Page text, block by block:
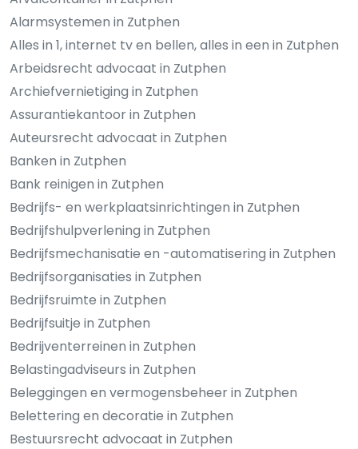
Alarmsystemen in Zutphen
Alles in 1, internet tv en bellen, alles in een in Zutphen
Arbeidsrecht advocaat in Zutphen
Archiefvernietiging in Zutphen
Assurantiekantoor in Zutphen
Auteursrecht advocaat in Zutphen
Banken in Zutphen
Bank reinigen in Zutphen
Bedrijfs- en werkplaatsinrichtingen in Zutphen
Bedrijfshulpverlening in Zutphen
Bedrijfsmechanisatie en -automatisering in Zutphen
Bedrijfsorganisaties in Zutphen
Bedrijfsruimte in Zutphen
Bedrijfsuitje in Zutphen
Bedrijventerreinen in Zutphen
Belastingadviseurs in Zutphen
Beleggingen en vermogensbeheer in Zutphen
Belettering en decoratie in Zutphen
Bestuursrecht advocaat in Zutphen